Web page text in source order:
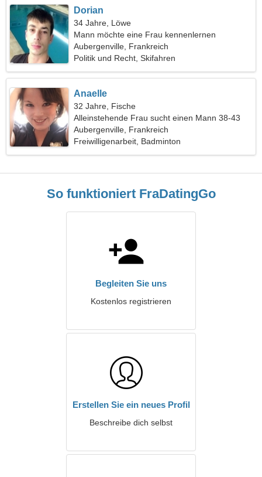
Dorian
34 Jahre, Löwe
Mann möchte eine Frau kennenlernen
Aubergenville, Frankreich
Politik und Recht, Skifahren
Anaelle
32 Jahre, Fische
Alleinstehende Frau sucht einen Mann 38-43
Aubergenville, Frankreich
Freiwilligenarbeit, Badminton
So funktioniert FraDatingGo
Begleiten Sie uns
Kostenlos registrieren
Erstellen Sie ein neues Profil
Beschreibe dich selbst